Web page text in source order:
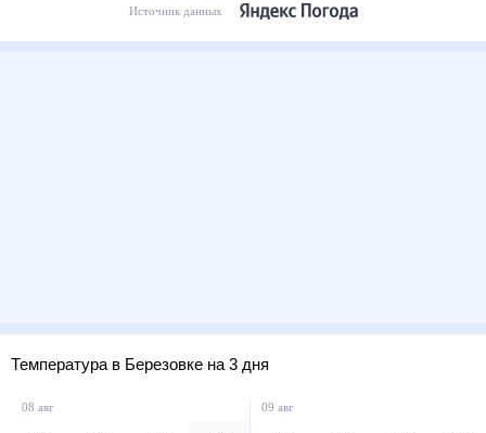
Источник данных
Температура в Березовке на 3 дня
08 авг 09 авг